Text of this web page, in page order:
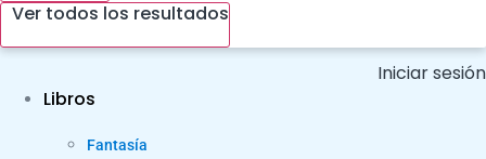
Ver todos los resultados
Iniciar sesión
Libros
Fantasía